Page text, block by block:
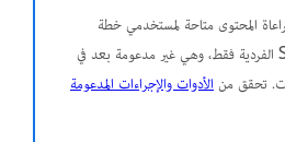
المحتوى متاحة لمستخدمي خطة
Acrobat Pro وStudio الفردية فقط، وهي غير مدعومة بعد في
الأدوات والإجراءات المدعومة